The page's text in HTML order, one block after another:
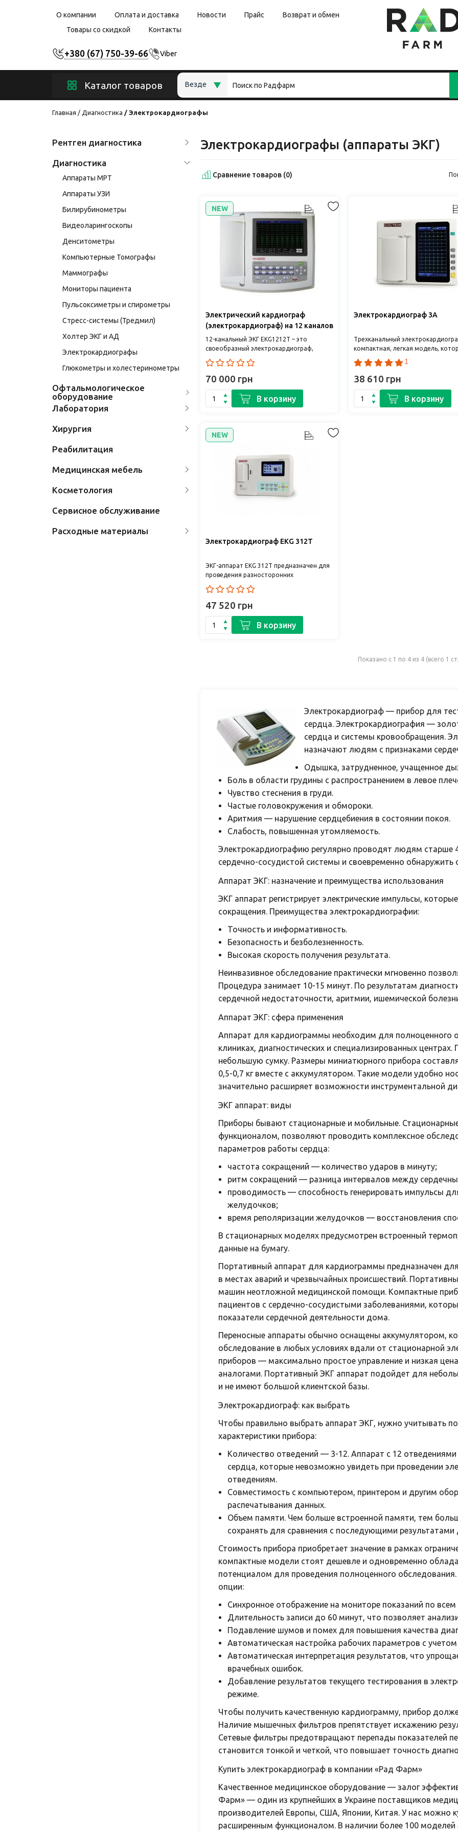
О компании Оплата и доставка Новости Прайс
Возврат и обмен
Товары со скидкой
Контакты
+380 (67) 750-39-66 Viber
Каталог товаров
Везде
Главная Диагностика Электрокардиографы
Рентген диагностика
Диагностика
Аппараты МРТ
Аппараты УЗИ
Билирубинометры
Видеоларингоскопы
Денситометры
Компьютерные Томографы
Маммографы
Мониторы пациента
Пульсоксиметры и спирометры
Стресс-системы (Тредмил)
Холтер ЭКГ и АД
Электрокардиографы
Глюкометры и холестеринометры
Офтальмологическое
оборудование
Лаборатория
Хирургия
Реабилитация
Медицинская мебель
Косметология
Сервисное обслуживание
Расходные материалы
Электрокардиографы (аппараты ЭКГ)
Сравнение товаров (0)
NEW
Электрический кардиограф
(электрокардиограф) на 12 каналов
EKG1212T
12-канальный ЭКГ EKG1212T – это
своеобразный электрокардиограф,
который одновременно собирает
сигналы ЭКГ с 12 отводами и ра..
70 000 грн
В корзину
Электрокардиограф 3A
Трехканальный
компактная, легкая модель,
упрощает проведение
время выезда на ..
1
38 610 грн
В корзину
NEW
Электрокардиограф EKG 312T
ЭКГ-аппарат EKG 312T предназначен для
проведения разносторонних
кардиологических исследований. 3-
канальный кардиограф оснащен сенс..
47 520 грн
В корзину
Показано с 1 по 4 из 4 (всего 1
Электрокардиограф — прибор для
сердца. Электрокардиография —
сердца и системы кровообращения.
назначают людям с признаками
Одышка, затрудненное, учащенное
Боль в области грудины с распространением в левое
Чувство стеснения в груди.
Частые головокружения и обмороки.
Аритмия — нарушение сердцебиения в состоянии покоя.
Слабость, повышенная утомляемость.
Электрокардиографию регулярно проводят людям старше
сердечно-сосудистой системы и своевременно
Аппарат ЭКГ: назначение и преимущества использования
ЭКГ аппарат регистрирует электрические импульсы,
сокращения. Преимущества электрокардиографии:
Точность и информативность.
Безопасность и безболезненность.
Высокая скорость получения результата.
Неинвазивное обследование практически мгновенно
Процедура занимает 10-15 минут. По результатам
сердечной недостаточности, аритмии, ишемической
Аппарат ЭКГ: сфера применения
Аппарат для кардиограммы необходим для полноценного
клиниках, диагностических и специализированных
небольшую сумку. Размеры миниатюрного прибора
0,5-0,7 кг вместе с аккумулятором. Такие модели удобно
значительно расширяет возможности инструментальной
ЭКГ аппарат: виды
Приборы бывают стационарные и мобильные.
функционалом, позволяют проводить комплексное
параметров работы сердца:
частота сокращений — количество ударов в минуту;
ритм сокращений — разница интервалов между
проводимость — способность генерировать импульсы
желудочков;
время реполяризации желудочков — восстановления
В стационарных моделях предусмотрен встроенный
данные на бумагу.
Портативный аппарат для кардиограммы предназначен
в местах аварий и чрезвычайных происшествий.
машин неотложной медицинской помощи. Компактные
пациентов с сердечно-сосудистыми заболеваниями,
показатели сердечной деятельности дома.
Переносные аппараты обычно оснащены аккумулятором,
обследование в любых условиях вдали от стационарной
приборов — максимально простое управление и низкая
аналогами. Портативный ЭКГ аппарат подойдет для
и не имеют большой клиентской базы.
Электрокардиограф: как выбрать
Чтобы правильно выбрать аппарат ЭКГ, нужно учитывать
характеристики прибора:
Количество отведений — 3-12. Аппарат с 12
сердца, которые невозможно увидеть при проведении
отведениям.
Совместимость с компьютером, принтером и другим
распечатывания данных.
Объем памяти. Чем больше встроенной памяти, тем
сохранять для сравнения с последующими результатами
Стоимость прибора приобретает значение в рамках
компактные модели стоят дешевле и одновременно
потенциалом для проведения полноценного
опции:
Синхронное отображение на мониторе показаний по
Длительность записи до 60 минут, что позволяет
Подавление шумов и помех для повышения качества
Автоматическая настройка рабочих параметров с
Автоматическая интерпретация результатов, что
врачебных ошибок.
Добавление результатов текущего тестирования в
режиме.
Чтобы получить качественную кардиограмму, прибор
Наличие мышечных фильтров препятствует искажению
Сетевые фильтры предотвращают перепады показателей
становится тонкой и четкой, что повышает точность
Купить электрокардиограф в компании «Рад Фарм»
Качественное медицинское оборудование — залог
Фарм» — один из крупнейших в Украине поставщиков
производителей Европы, США, Японии, Китая. У нас можно
расширенным функционалом. В наличии более 100 моделей